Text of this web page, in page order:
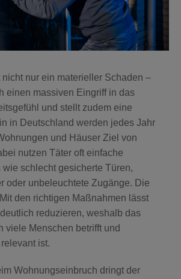
nicht nur ein materieller Schaden –
einen massiven Eingriff in das
und stellt zudem eine
in Deutschland werden jedes Jahr
und Häuser Ziel von
nutzen Täter oft einfache
schlecht gesicherte Türen,
oder unbeleuchtete Zugänge. Die
den richtigen Maßnahmen lässt
reduzieren, weshalb das
viele Menschen betrifft und
ist.
Wohnungseinbruch dringt der